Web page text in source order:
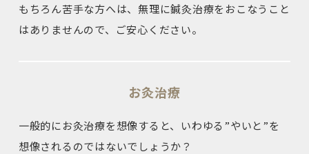
もちろん苦手な方へは、無理に鍼灸治療をおこなうこと
はありませんので、ご安心ください。
お灸治療
一般的にお灸治療を想像すると、いわゆる”やいと”を
想像されるのではないでしょうか？